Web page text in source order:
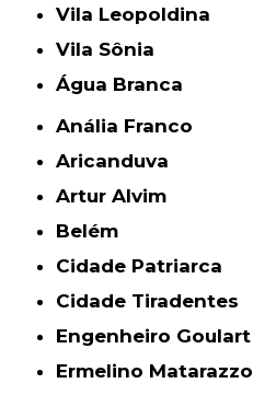
Vila Leopoldina
Vila Sônia
Água Branca
Anália Franco
Aricanduva
Artur Alvim
Belém
Cidade Patriarca
Cidade Tiradentes
Engenheiro Goulart
Ermelino Matarazzo